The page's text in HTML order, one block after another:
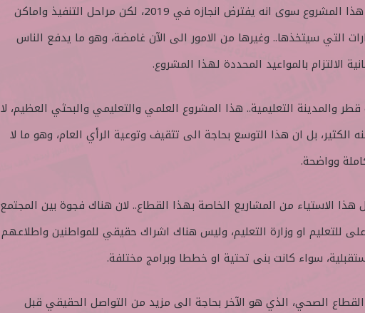
تعرف الكثير عن هذا المشروع سوى انه يفترض انجازه في 2019، لكن مراحل التنفيذ واماكن
التي سيتخذها.. وغيرها من الامور الى الآن غامضة، وهو ما يدفع الناس
الالتزام بالمواعيد المحددة لهذا المشروع.
والمدينة التعليمية.. هذا المشروع العلمي والتعليمي والبحثي العظيم، لا
الكثير، بل ان هذا التوسع بحاجة الى تثقيف وتوعية الرأي العام، وهو ما لا
وواضحة.
هذا الاستياء من المشاريع الخاصة بهذا القطاع.. لان هناك فجوة بين المجتمع
للتعليم او وزارة التعليم، وليس هناك اشراك حقيقي للمواطنين واطلاعهم
سواء كانت بنى تحتية او خططا وبرامج مختلفة.
الصحي، الذي هو الآخر بحاجة الى مزيد من التواصل الحقيقي قبل